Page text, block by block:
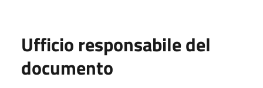
Ufficio responsabile del
documento